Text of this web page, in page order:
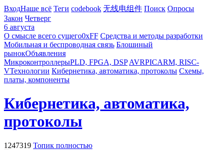
ВходНаше всё Теги codebook 无线电组件 Поиск Опросы
Закон Четверг
6 августа
О смысле всего сущего0xFF Средства и методы разработки
Мобильная и беспроводная связь Блошиный
рынокОбъявления
МикроконтроллерыPLD, FPGA, DSP AVRPICARM, RISC-
VТехнологии Кибернетика, автоматика, протоколы Схемы,
платы, компоненты
Кибернетика, автоматика,
протоколы
1247319 Топик полностью